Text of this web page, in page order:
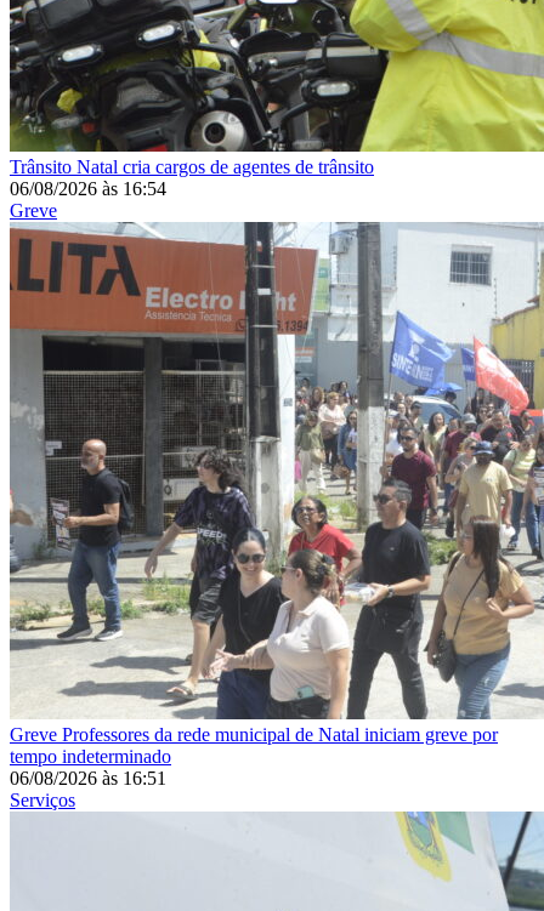
Trânsito Natal cria cargos de agentes de trânsito
06/08/2026 às 16:54
Greve
Greve Professores da rede municipal de Natal iniciam greve por
tempo indeterminado
06/08/2026 às 16:51
Serviços